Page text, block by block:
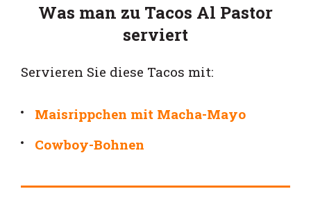
Was man zu Tacos Al Pastor
serviert
Servieren Sie diese Tacos mit:
Maisrippchen mit Macha-Mayo
Cowboy-Bohnen